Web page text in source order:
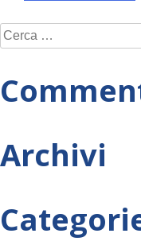
articoli
Ricerca
per:
Archivi